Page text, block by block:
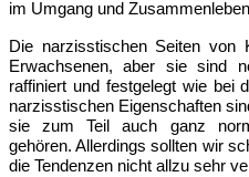
im Umgang und
Die narzisstischen Seiten von
Erwachsenen, aber sie sind
raffiniert und festgelegt wie bei
narzisstischen Eigenschaften
sie zum Teil auch ganz
gehören. Allerdings sollten wir
die Tendenzen nicht allzu sehr